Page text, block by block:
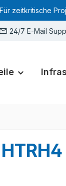
zeitkritische
24/7 E-Mail